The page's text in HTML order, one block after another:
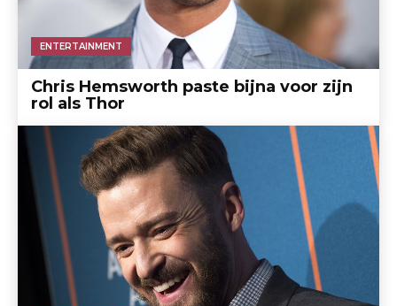
ENTERTAINMENT
Chris Hemsworth paste bijna voor zijn
rol als Thor